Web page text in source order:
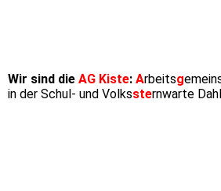
Wir sind die AG Kiste: Arbeitsg
in der Schul- und Volkssternwarte